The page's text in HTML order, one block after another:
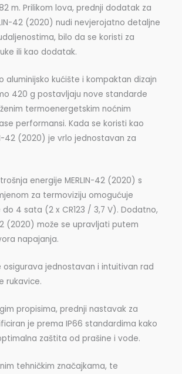
m. Prilikom lova, prednji dodatak za
42 (2020) nudi nevjerojatno detaljne
bilo da se koristi za
ili kao dodatak.
aluminijsko kućište i kompaktan dizajn
420 g postavljaju nove standarde
termoenergetskim noćnim
performansi. Kada se koristi kao
42 (2020) je vrlo jednostavan za
energije MERLIN-42 (2020) s
za termoviziju omogućuje
4 sata (2 x CR123 / 3,7 V). Dodatno,
42 (2020) može se upravljati putem
napajanja.
osigurava jednostavan i intuitivan rad
rukavice.
propisima, prednji nastavak za
je prema IP66 standardima kako
zaštita od prašine i vode.
tehničkim značajkama, te